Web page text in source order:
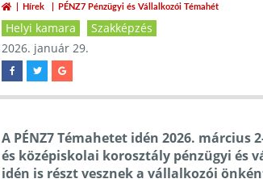
Hírek PÉNZ7 Pénzügyi és Vállalkozói Témahét
Helyi kamara
Szakképzés
2026. január 29.
A PÉNZ7 Témahetet idén 2026.
és középiskolai korosztály pénzügyi és
idén is részt vesznek a vállalkozói